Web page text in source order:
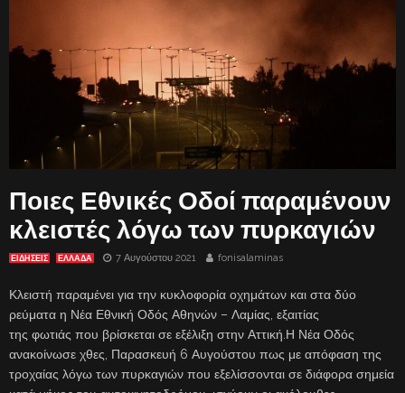
Ποιες Εθνικές Οδοί παραμένουν
κλειστές λόγω των πυρκαγιών
ΕΙΔΗΣΕΙΣ ΕΛΛΑΔΑ 7 Αυγούστου 2021 fonisalaminas
Κλειστή παραμένει για την κυκλοφορία οχημάτων και στα δύο
ρεύματα η Νέα Εθνική Οδός Αθηνών – Λαμίας, εξαιτίας
της φωτιάς που βρίσκεται σε εξέλιξη στην Αττική.Η Νέα Οδός
ανακοίνωσε χθες, Παρασκευή 6 Αυγούστου πως με απόφαση της
τροχαίας λόγω των πυρκαγιών που εξελίσσονται σε διάφορα σημεία